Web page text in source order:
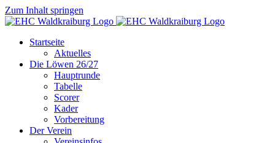
Zum Inhalt springen
Startseite
Aktuelles
Die Löwen 26/27
Hauptrunde
Tabelle
Scorer
Kader
Vorbereitung
Der Verein